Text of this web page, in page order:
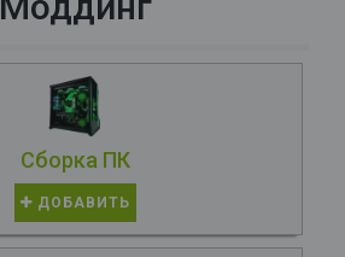
Сборка ПК
ДОБАВИТЬ